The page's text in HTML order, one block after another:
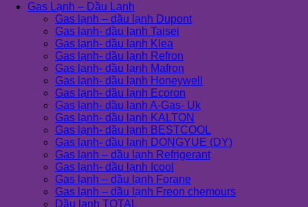
Gas Lạnh – Dầu Lạnh
Gas lạnh – dầu lạnh Dupont
Gas lạnh- dầu lạnh Taisei
Gas lạnh- dầu lạnh Klea
Gas lạnh- dầu lạnh Refron
Gas lạnh- dầu lạnh Mafron
Gas lạnh- dầu lạnh Honeywell
Gas lạnh- dầu lạnh Ecoron
Gas lạnh- dầu lạnh A-Gas- Uk
Gas lạnh- dầu lạnh KALTON
Gas lạnh- dầu lạnh BESTCOOL
Gas lạnh- dầu lạnh DONGYUE (DY)
Gas lạnh – dầu lạnh Refrigerant
Gas lạnh- dầu lạnh Icool
Gas lạnh – dầu lạnh Forane
Gas lạnh – dầu lạnh Freon chemours
Dầu lạnh TOTAL